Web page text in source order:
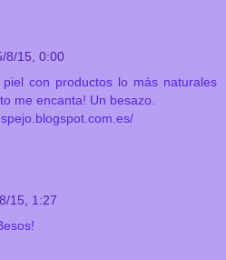
8/15, 0:00
con productos lo más naturales
me encanta! Un besazo.
15, 1:27